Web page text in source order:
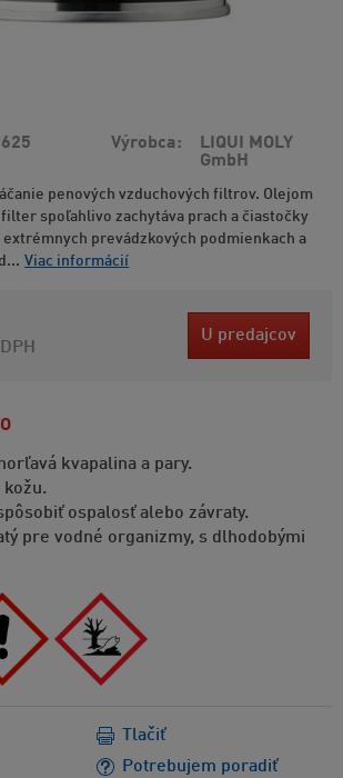
Výrobca
LIQUI MOLY
GmbH
penových vzduchových filtrov. Olejom
spoľahlivo zachytáva prach a čiastočky
prevádzkových podmienkach a
Viac informácií
U predajcov
kvapalina a pary.
kožu.
ospalosť alebo závraty.
pre vodné organizmy, s dlhodobými
Potrebujem poradiť
Tlačiť